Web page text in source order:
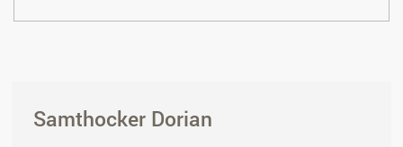
Samthocker Dorian